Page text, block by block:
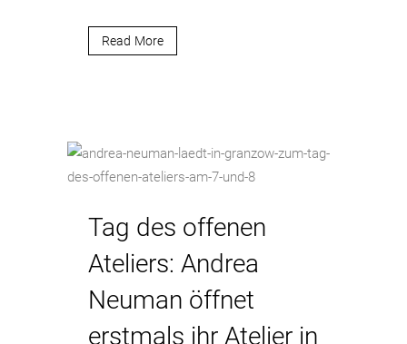
Read More
Tag des offenen
Ateliers: Andrea
Neuman öffnet
erstmals ihr Atelier in